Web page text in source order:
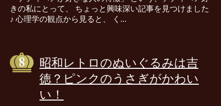
きの私にとって、 ちょっと興味深い記事を見つけました
♪ 心理学の観点から見ると、 く...
昭和レトロのぬいぐるみは吉
徳？ピンクのうさぎがかわい
い！